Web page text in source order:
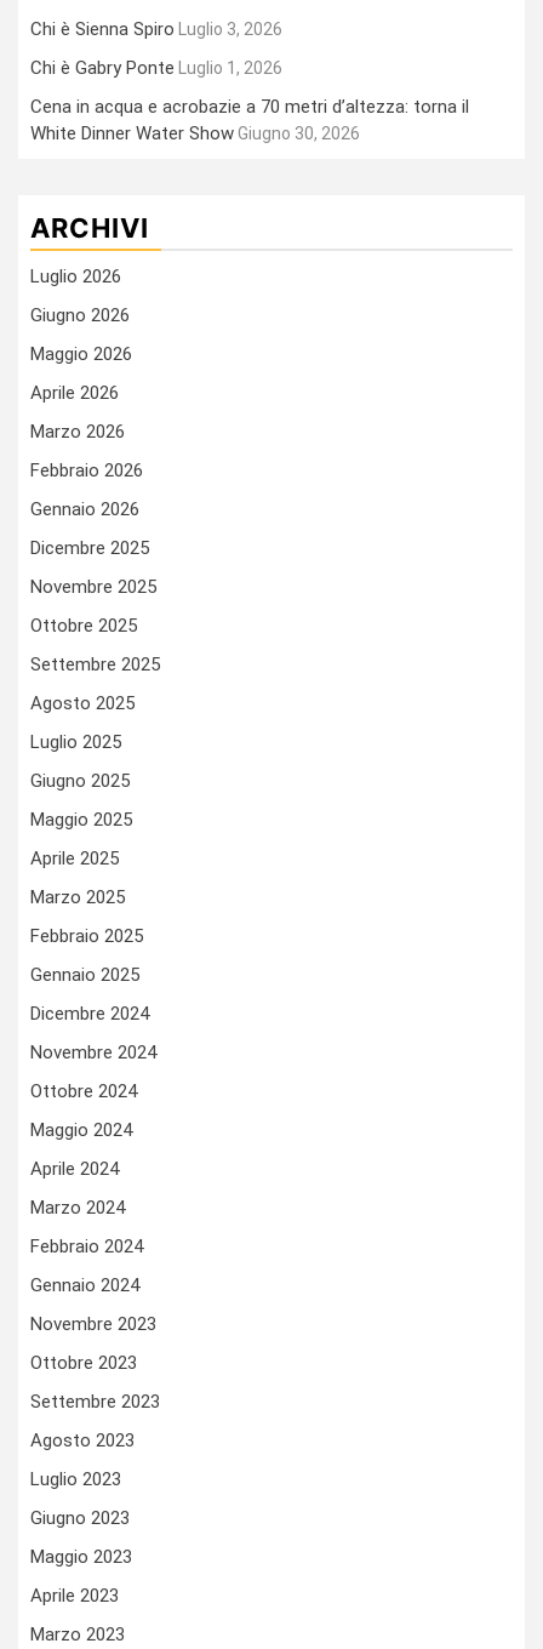
Chi è Sienna Spiro
Luglio 3, 2026
Chi è Gabry Ponte Luglio 1, 2026
Cena in acqua e acrobazie a 70 metri d’altezza: torna il
White Dinner Water ShowGiugno 30, 2026
ARCHIVI
Luglio 2026
Giugno 2026
Maggio 2026
Aprile 2026
Marzo 2026
Febbraio 2026
Gennaio 2026
Dicembre 2025
Novembre 2025
Ottobre 2025
Settembre 2025
Agosto 2025
Luglio 2025
Giugno 2025
Maggio 2025
Aprile 2025
Marzo 2025
Febbraio 2025
Gennaio 2025
Dicembre 2024
Novembre 2024
Ottobre 2024
Maggio 2024
Aprile 2024
Marzo 2024
Febbraio 2024
Gennaio 2024
Novembre 2023
Ottobre 2023
Settembre 2023
Agosto 2023
Luglio 2023
Giugno 2023
Maggio 2023
Aprile 2023
Marzo 2023